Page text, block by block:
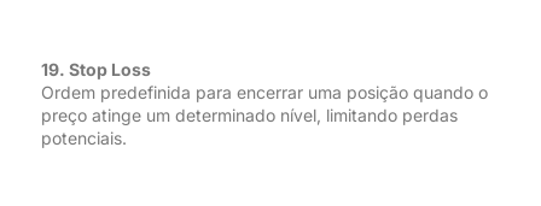
19. Stop Loss
Ordem predefinida para encerrar uma posição quando o
preço atinge um determinado nível, limitando perdas
potenciais.